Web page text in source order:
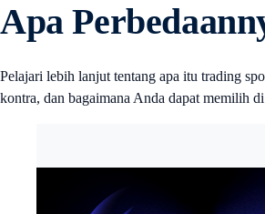
Apa
Pelajari lebih lanjut tentang apa itu trading
kontra, dan bagaimana Anda dapat memilih